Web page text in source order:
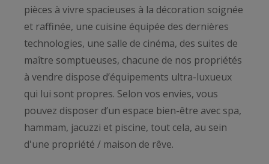
pièces à vivre spacieuses à la décoration soignée
et raffinée, une cuisine équipée des dernières
technologies, une salle de cinéma, des suites de
maître somptueuses, chacune de nos propriétés
à vendre dispose d’équipements ultra-luxueux
qui lui sont propres. Selon vos envies, vous
pouvez disposer d’un espace bien-être avec spa,
hammam, jacuzzi et piscine, tout cela, au sein
d'une propriété / maison de rêve.